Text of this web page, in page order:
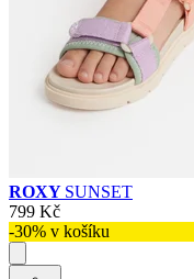
ROXY SUNSET
799 Kč
-30% v košíku